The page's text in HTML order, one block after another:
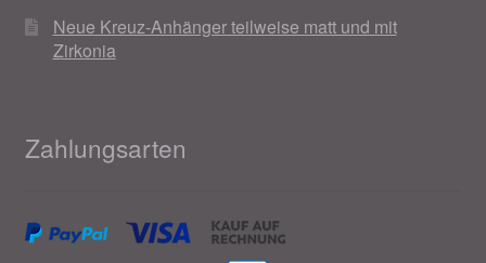
Neue Kreuz-Anhänger teilweise matt und mit
Zirkonia
Zahlungsarten